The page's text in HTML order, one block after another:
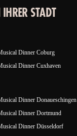
STADT
Dinner Coburg
Dinner Cuxhaven
Dinner Donaueschingen
Dinner Dortmund
Dinner Düsseldorf